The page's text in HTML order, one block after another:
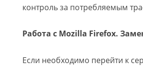
контроль за потребляемым
Работа с Mozilla Firefox.
Если необходимо перейти к